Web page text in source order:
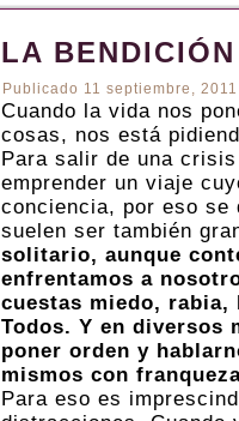
LA
Publicado 11 septiembre, 2011
Cuando la vida nos
cosas, nos está
Para salir de una
emprender un viaje
conciencia, por eso
suelen ser también
solitario, aunque
enfrentamos a
cuestas miedo,
Todos. Y en diversos
poner orden y
mismos con
Para eso es